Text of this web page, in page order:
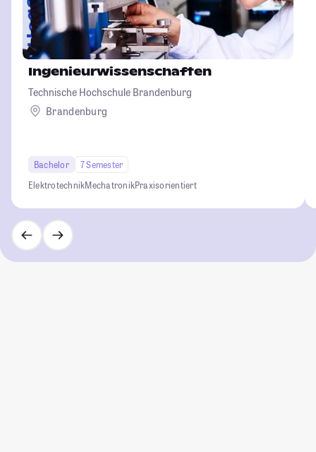
Ingenieurwissenschaften
Technische Hochschule Brandenburg
Brandenburg
Bachelor
7 Semester
ElektrotechnikMechatronikPraxisorientiert